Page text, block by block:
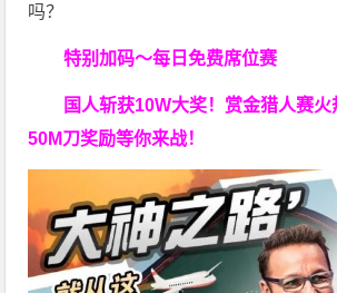
吗？
特别加码～每日免费席位赛
国人斩获10W大奖！ 赏金猎人赛
50M刀奖励等你来战！